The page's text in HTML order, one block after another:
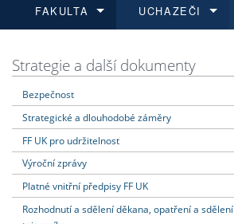
FAKULTA
Dozvědět se více
UCHAZEČI
Podat přihlášku
Dozvědět se více
Dozvědět se více
Dozvědět se více
Strategie a další dokumenty
Bezpečnost
Strategické a dlouhodobé záměry
FF UK pro udržitelnost
Výroční zprávy
Platné vnitřní předpisy FF UK
Rozhodnutí a sdělení děkana, opatření a sdělení